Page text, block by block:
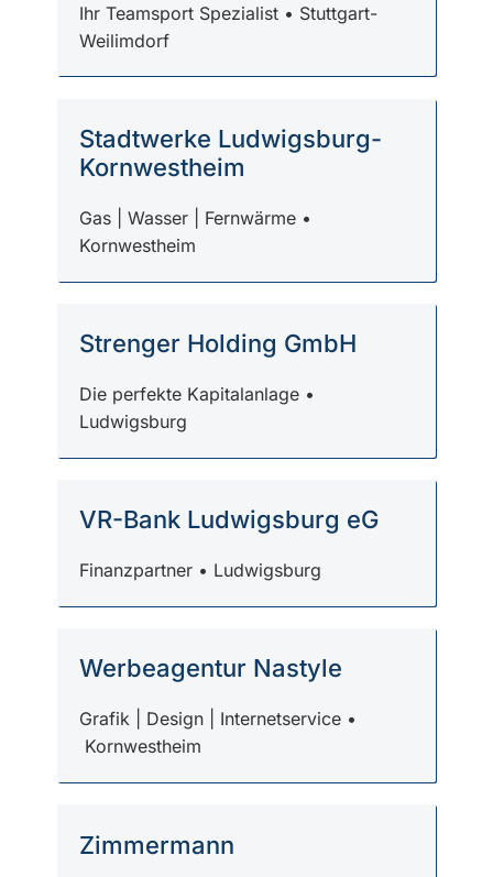
Ihr Teamsport Spezialist • Stuttgart-
Weilimdorf
Stadtwerke Ludwigsburg-
Kornwestheim
Gas | Wasser | Fernwärme •
Kornwestheim
Strenger Holding GmbH
Die perfekte Kapitalanlage •
Ludwigsburg
VR-Bank Ludwigsburg eG
Finanzpartner • Ludwigsburg
Werbeagentur Nastyle
Grafik | Design | Internetservice •
Kornwestheim
Zimmermann